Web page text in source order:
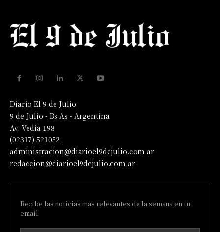
Diario El 9 de Julio
9 de Julio - Bs As - Argentina
Av. Vedia 198
(02317) 521052
administracion@diarioel9dejulio.com.ar
redaccion@diarioel9dejulio.com.ar
Recibe las noticias mas relevantes de la semana en tu
email.